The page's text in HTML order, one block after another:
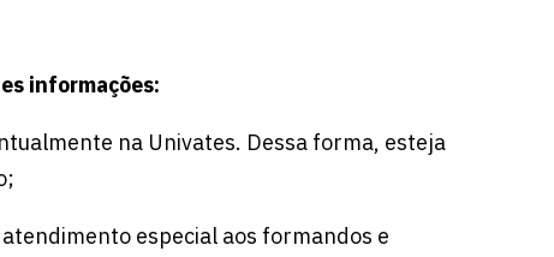
informações:
na Univates. Dessa forma, esteja
especial aos formandos e